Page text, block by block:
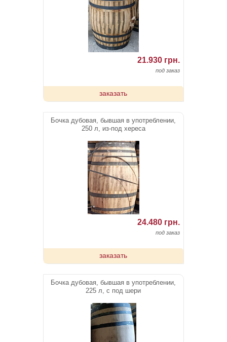
21.930 грн.
под заказ
заказать
Бочка дубовая, бывшая в употреблении,
250 л, из-под хереса
24.480 грн.
под заказ
заказать
Бочка дубовая, бывшая в употреблении,
225 л, с под шери